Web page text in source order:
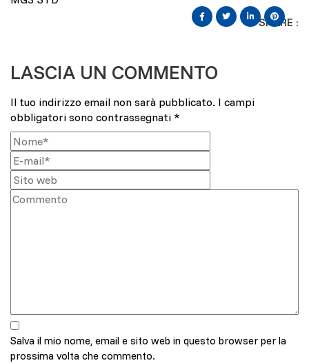
SHARE :
LASCIA UN COMMENTO
Il tuo indirizzo email non sarà pubblicato. I campi
obbligatori sono contrassegnati *
Salva il mio nome, email e sito web in questo browser per la
prossima volta che commento.